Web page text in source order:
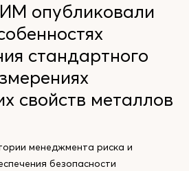
опубликовали
стандартного
свойств металлов
менеджмента риска и
безопасности